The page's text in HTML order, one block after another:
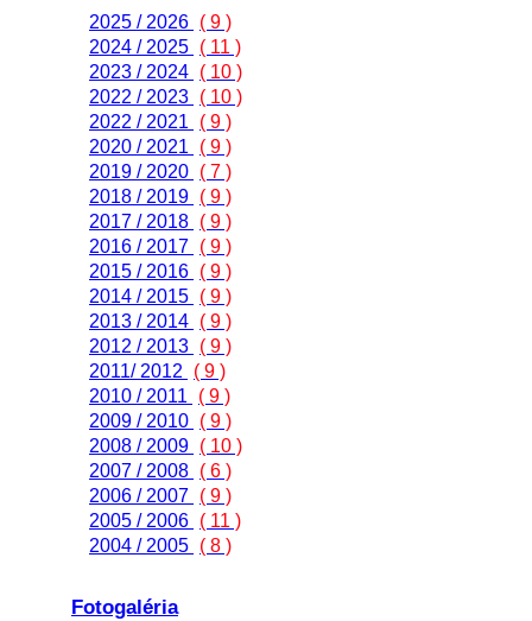
2025 / 2026 ( 9 )
2024 / 2025 ( 11 )
2023 / 2024 ( 10 )
2022 / 2023 ( 10 )
2022 / 2021
( 9 )
2020 / 2021
( 9 )
2019 / 2020 ( 7 )
2018 / 2019 ( 9 )
2017 / 2018 ( 9 )
2016 / 2017 ( 9 )
2015 / 2016 ( 9 )
2014 / 2015 ( 9 )
2013 / 2014 ( 9 )
2012 / 2013 ( 9 )
2011/ 2012
( 9 )
2010 / 2011
( 9 )
2009 / 2010 ( 9 )
2008 / 2009 ( 10 )
2007 / 2008 ( 6 )
2006 / 2007 ( 9 )
2005 / 2006 ( 11 )
2004 / 2005 ( 8 )
Fotogaléria